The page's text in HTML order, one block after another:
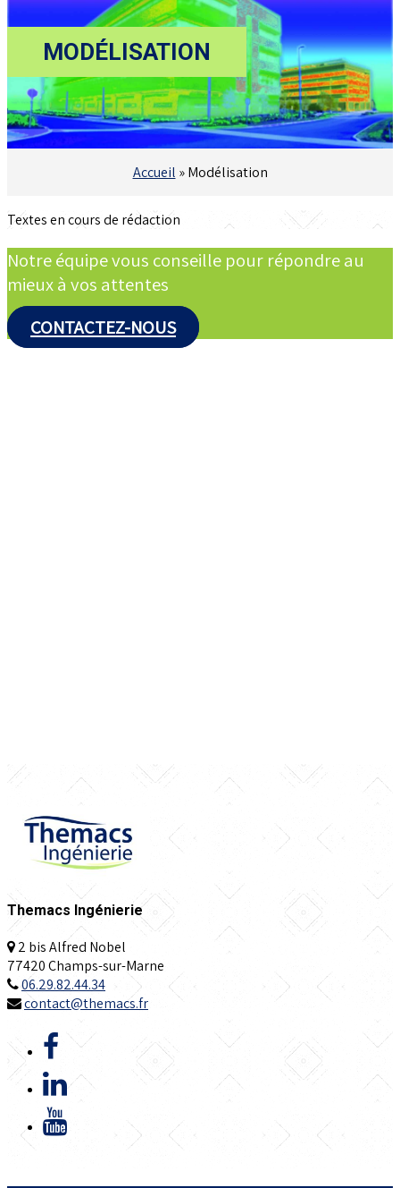
MODÉLISATION
Accueil »Modélisation
Textes en cours de rédaction
Notre équipe vous conseille pour répondre au
mieux à vos attentes
CONTACTEZ-NOUS
Themacs Ingénierie
2 bis Alfred Nobel
77420 Champs-sur-Marne
06.29.82.44.34
contact@themacs.fr